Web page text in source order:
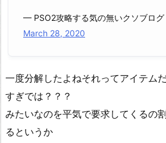
— PSO2攻略する気の無いクソブロ
March 28, 2020
一度分解したよねそれってアイテム
すぎでは？？？
みたいなのを平気で要求してくるの
るというか